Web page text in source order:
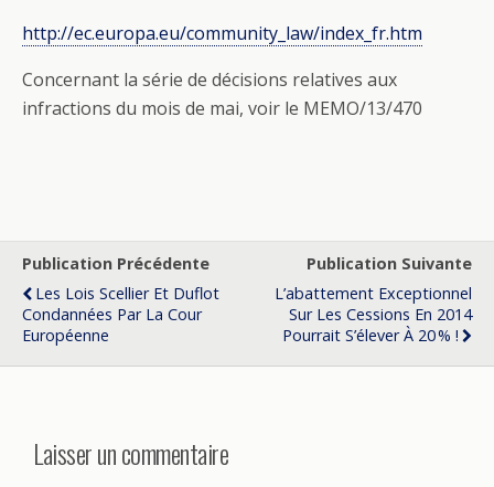
http://ec.europa.eu/community_law/index_fr.htm
Concernant la série de décisions relatives aux
infractions du mois de mai, voir le MEMO/13/470
Publication Précédente
Les Lois Scellier Et Duflot
Condannées Par La Cour
Européenne
Publication Suivante
L’abattement Exceptionnel
Sur Les Cessions En 2014
Pourrait S’élever À 20 % !
Laisser un commentaire